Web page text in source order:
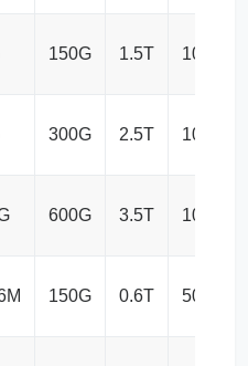
150G 1.5T 100M
300G 2.5T 100M
600G 3.5T 100M
150G 0.6T 50M